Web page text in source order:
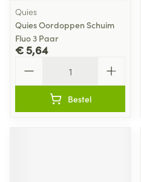
Quies
Quies Oordoppen Schuim
Fluo 3 Paar
€ 5,64
Bestel